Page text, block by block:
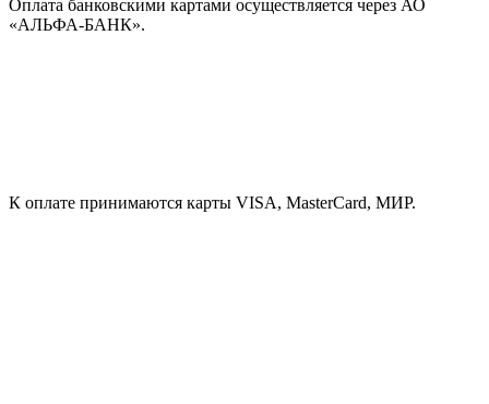
Оплата банковскими картами осуществляется через АО
«АЛЬФА-БАНК».
К оплате принимаются карты VISA, MasterCard, МИР.